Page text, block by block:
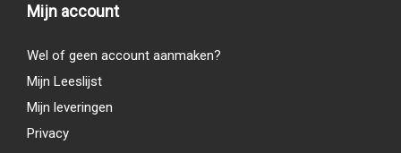
Mijn account
Wel of geen account aanmaken?
Mijn Leeslijst
Mijn leveringen
Privacy